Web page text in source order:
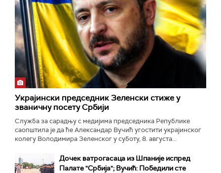
Украјински председник Зеленски стиже у
званичну посету Србији
Служба за сарадњу с медијима председника Републике
саопштила је да ће Александар Вучић угостити украјинског
колегу Володимира Зеленског у суботу, 8. августа...
Дочек ватрогасаца из Шпаније испред
Палате "Србија"; Вучић: Победили сте